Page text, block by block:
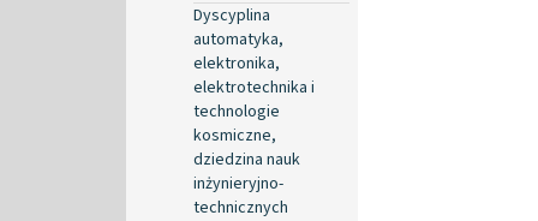
Dyscyplina
automatyka,
elektronika,
elektrotechnika i
technologie
kosmiczne,
dziedzina nauk
inżynieryjno-
technicznych